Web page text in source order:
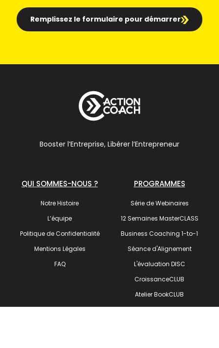
Remplissez le formulaire pour démarrer
Booster l’Entreprise, Libérer l’Entrepreneur
QUI SOMMES-NOUS ?
Notre Histoire
L’équipe
Politique de Confidentialité
Mentions Légales
FAQ
PROGRAMMES
Série de Webinaires
12 Semaines MasterCLASS
Business Coaching 1-to-1
Séance d'Alignement
L'évaluation DISC
CroissanceCLUB
Atelier BookCLUB